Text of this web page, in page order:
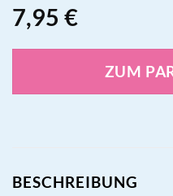
7,95 €
ZUM
BESCHREIBUNG